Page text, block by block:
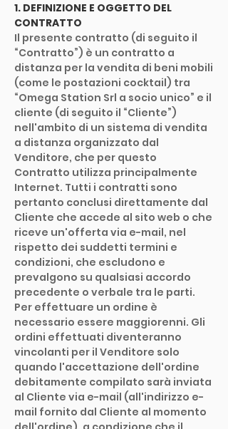
1. DEFINIZIONE E OGGETTO DEL
CONTRATTO
Il presente contratto (di seguito il
“Contratto”) è un contratto a
distanza per la vendita di beni mobili
(come le postazioni cocktail) tra
“Omega Station Srl a socio unico” e il
cliente (di seguito il “Cliente”)
nell'ambito di un sistema di vendita
a distanza organizzato dal
Venditore, che per questo
Contratto utilizza principalmente
Internet. Tutti i contratti sono
pertanto conclusi direttamente dal
Cliente che accede al sito web o che
riceve un'offerta via e-mail, nel
rispetto dei suddetti termini e
condizioni, che escludono e
prevalgono su qualsiasi accordo
precedente o verbale tra le parti.
Per effettuare un ordine è
necessario essere maggiorenni. Gli
ordini effettuati diventeranno
vincolanti per il Venditore solo
quando l'accettazione dell'ordine
debitamente compilato sarà inviata
al Cliente via e-mail (all'indirizzo e-
mail fornito dal Cliente al momento